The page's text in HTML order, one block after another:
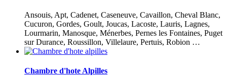
Ansouis, Apt, Cadenet, Caseneuve, Cavaillon, Cheval Blanc,
Cucuron, Gordes, Goult, Joucas, Lacoste, Lauris, Lagnes,
Lourmarin, Manosque, Ménerbes, Pernes les Fontaines, Puget
sur Durance, Roussillon, Villelaure, Pertuis, Robion …
Chambre d'hote Alpilles